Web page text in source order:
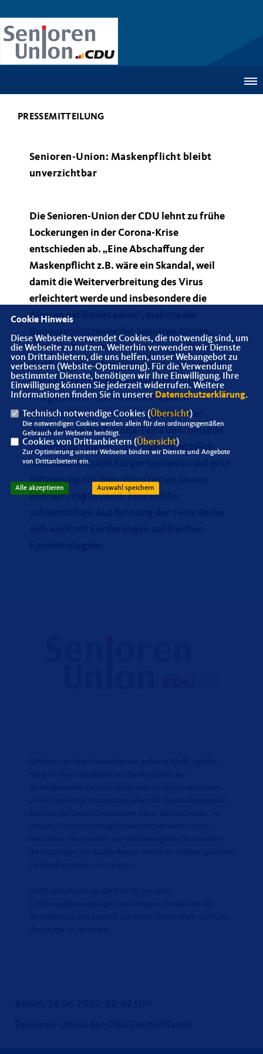
PRESSEMITTEILUNG
Senioren-Union: Maskenpflicht bleibt
unverzichtbar
Die Senioren-Union der CDU lehnt zu frühe
Lockerungen in der Corona-Krise
entschieden ab. „Eine Abschaffung der
Maskenpflicht z.B. wäre ein Skandal, weil
damit die Weiterverbreitung des Virus
erleichtert werde und insbesondere die
Älteren gefährdet seien“, mahnte der
Bundesvorsitzende der Senioren-Union,
Prof. Dr. Otto Wulff, am Montag in Berlin.
Wulff sprach sich zudem dafür aus, in einem
ersten Schritt flächendeckende Tests in
Pflegeheimen und Krankenhäusern
durchzuführen und im Übrigen bei der
Ausweitung der Corona-Tests dem Beispiel
Bayerns zu folgen. „Ziel muss es letztlich
sein, dass sich alle Bürger kostenlos auf eine
Infizierung mit dem Virus testen lassen
können“, sagte Wulff. Eine solche
Cookie Hinweis
Diese Webseite verwendet Cookies, die notwendig sind, um
die Webseite zu nutzen. Weiterhin verwenden wir Dienste
von Drittanbietern, die uns helfen, unser Webangebot zu
verbessern (Website-Optmierung). Für die Verwendung
bestimmter Dienste, benötigen wir Ihre Einwilligung. Ihre
Einwilligung können Sie jederzeit widerrufen. Weitere
Informationen finden Sie in unserer Datenschutzerklärung.
Technisch notwendige Cookies (Übersicht)
Die notwendigen Cookies werden allein für den ordnungsgemäßen
Gebrauch der Webseite benötigt.
Cookies von Drittanbietern (Übersicht)
Zur Optimierung unserer Webseite binden wir Dienste und Angebote
von Drittanbietern ein.
Alle akzeptieren Auswahl speichern